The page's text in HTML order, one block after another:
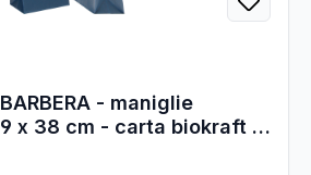
- maniglie
x 38 cm - carta biokraft -